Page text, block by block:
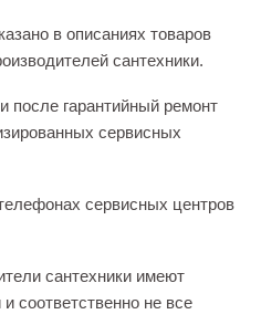
в описаниях товаров
сантехники.
после гарантийный ремонт
сервисных
сервисных центров
сантехники имеют
соответственно не все